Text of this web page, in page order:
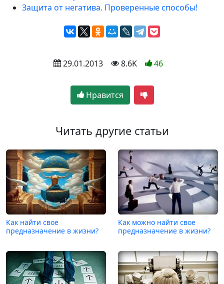
Защита от негатива. Проверенные способы!
29.01.2013 8.6K 46
Нравится
Читать другие статьи
Как найти свое
предназначение в жизни?
Как можно найти свое
предназначение в жизни?